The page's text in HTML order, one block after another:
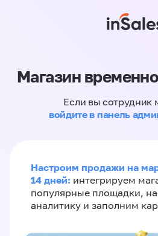
Магазин
Если вы сотрудник
войдите в панель
Настроим продажи на
14 дней: интегрируем
популярные площадки,
аналитику и заполним